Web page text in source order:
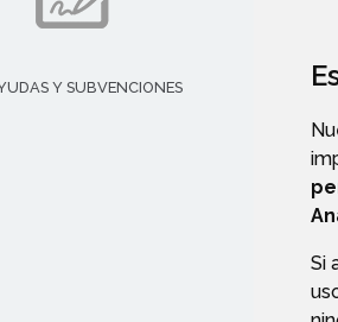
Si
Y SUBVENCIONES